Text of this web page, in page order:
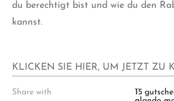
du berechtigt bist und wie du den
kannst.
KLICKEN SIE HIER, UM JETZT ZU
Share with
T
15